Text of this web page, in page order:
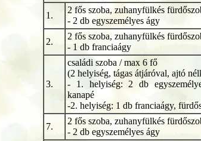
1.
2 fős szoba, zuhanyfülkés
- 2 db egyszemélyes ágy
2.
2 fős szoba, zuhanyfülkés
- 1 db franciaágy
3.
családi szoba / max 6 fő
(2 helyiség, tágas átjáróval, ajtó
- 1. helyiség: 2 db
kanapé
-2. helyiség: 1 db franciaágy,
7.
2 fős szoba, zuhanyfülkés
- 2 db egyszemélyes ágy